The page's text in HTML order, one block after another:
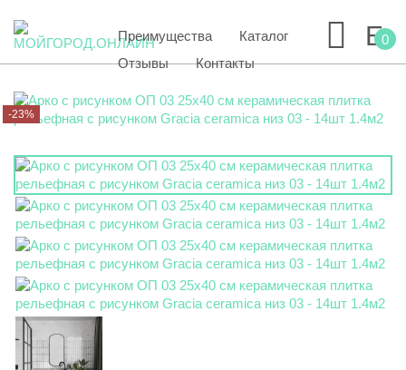
Преимущества
Каталог
Отзывы
Контакты
0
-23%